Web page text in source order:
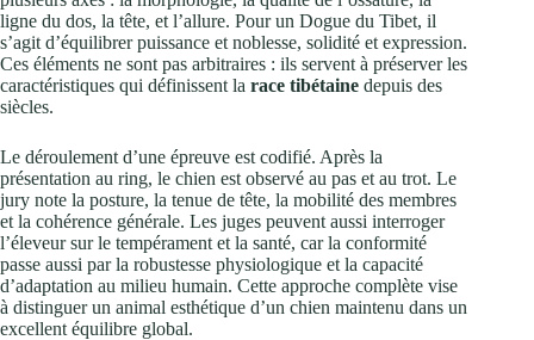
ligne du dos, la tête, et l’allure. Pour un Dogue du Tibet, il
s’agit d’équilibrer puissance et noblesse, solidité et expression.
Ces éléments ne sont pas arbitraires : ils servent à préserver les
caractéristiques qui définissent la race tibétaine depuis des
siècles.
Le déroulement d’une épreuve est codifié. Après la
présentation au ring, le chien est observé au pas et au trot. Le
jury note la posture, la tenue de tête, la mobilité des membres
et la cohérence générale. Les juges peuvent aussi interroger
l’éleveur sur le tempérament et la santé, car la conformité
passe aussi par la robustesse physiologique et la capacité
d’adaptation au milieu humain. Cette approche complète vise
à distinguer un animal esthétique d’un chien maintenu dans un
excellent équilibre global.